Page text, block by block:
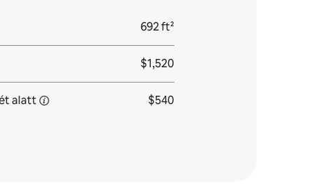
692 ft²
$1,520
alatt $540